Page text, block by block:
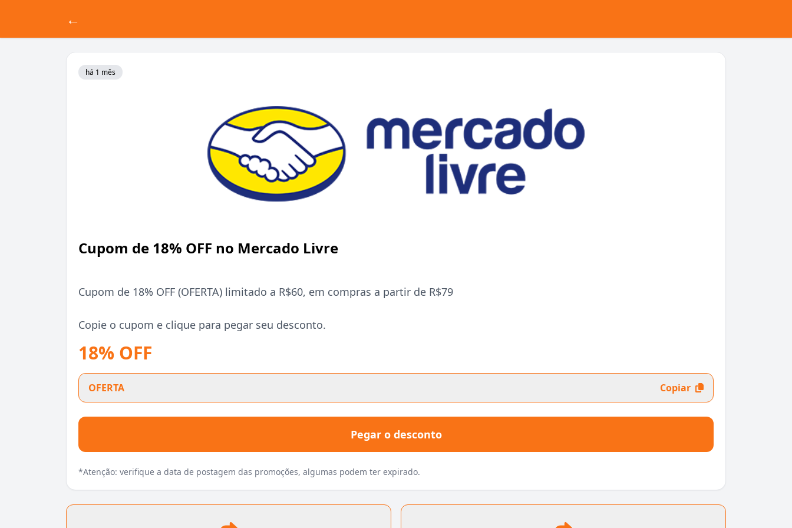
←
há 1 mês
Cupom de 18% OFF no Mercado Livre
Cupom de 18% OFF (OFERTA) limitado a R$60, em compras a partir de R$79
Copie o cupom e clique para pegar seu desconto.
18% OFF
OFERTA Copiar
Pegar o desconto
*Atenção: verifique a data de postagem das promoções, algumas podem ter expirado.